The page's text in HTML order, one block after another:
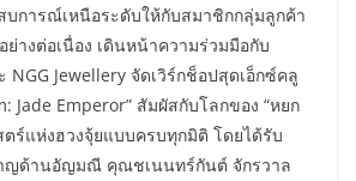
บการณ์เหนือระดับให้กับสมาชิกกลุ่มลูกค้า
ย่างต่อเนื่อง เดินหน้าความร่วมมือกับ
Jewellery จัดเวิร์กช็อปสุดเอ็กซ์คลู
Jade Emperor” สัมผัสกับโลกของ “หยก
ตร์แห่งฮวงจุ้ยแบบครบทุกมิติ โดยได้รับ
าญด้านอัญมณี คุณชเนนทร์กันต์ จักรวาล